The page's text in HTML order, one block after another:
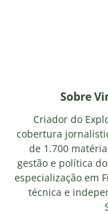
Sobre
Criador do
cobertura
de 1.700
gestão e política
especialização em
técnica e